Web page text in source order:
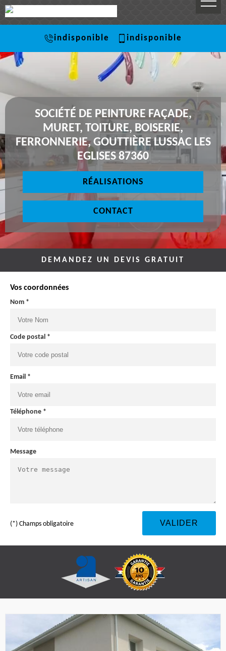
indisponible indisponible
SOCIÉTÉ DE PEINTURE FAÇADE,
MURET, TOITURE, BOISERIE,
FERRONNERIE, GOUTTIÈRE LUSSAC LES
EGLISES 87360
RÉALISATIONS
CONTACT
DEMANDEZ UN DEVIS GRATUIT
Vos coordonnées
Nom *
Code postal *
Email *
Téléphone *
Message
(*) Champs obligatoire